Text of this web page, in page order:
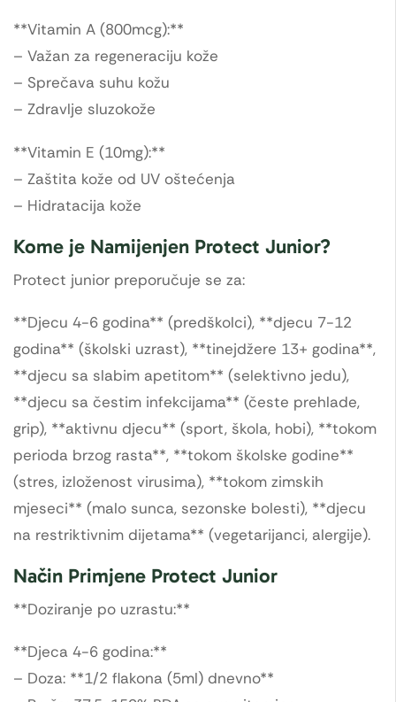
**Vitamin A (800mcg):**
– Važan za regeneraciju kože
– Sprečava suhu kožu
– Zdravlje sluzokože
**Vitamin E (10mg):**
– Zaštita kože od UV oštećenja
– Hidratacija kože
Kome je Namijenjen Protect Junior?
Protect junior preporučuje se za:
**Djecu 4-6 godina** (predškolci), **djecu 7-12
godina** (školski uzrast), **tinejdžere 13+ godina**,
**djecu sa slabim apetitom** (selektivno jedu),
**djecu sa čestim infekcijama** (česte prehlade,
grip), **aktivnu djecu** (sport, škola, hobi), **tokom
perioda brzog rasta**, **tokom školske godine**
(stres, izloženost virusima), **tokom zimskih
mjeseci** (malo sunca, sezonske bolesti), **djecu
na restriktivnim dijetama** (vegetarijanci, alergije).
Način Primjene Protect Junior
**Doziranje po uzrastu:**
**Djeca 4-6 godina:**
– Doza: **1/2 flakona (5ml) dnevno**